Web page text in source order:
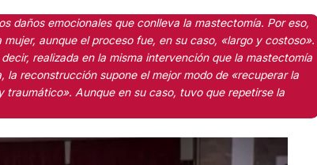
daños emocionales que conlleva la mastectomía. Por eso,
aunque el proceso fue, en su caso, «largo y costoso».
realizada en la misma intervención que la mastectomía
reconstrucción supone el mejor modo de «recuperar la
traumático». Aunque en su caso, tuvo que repetirse la